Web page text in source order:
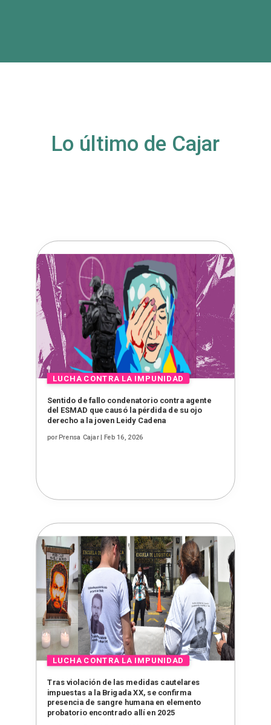
Lo último de Cajar
Sentido de fallo condenatorio contra agente
del ESMAD que causó la pérdida de su ojo
derecho a la joven Leidy Cadena
porPrensa Cajar| Feb 16, 2026
Tras violación de las medidas cautelares
impuestas a la Brigada XX, se confirma
presencia de sangre humana en elemento
probatorio encontrado allí en 2025